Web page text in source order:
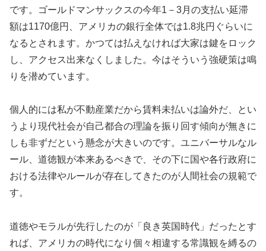
です。ゴールドマンサックスの今年1－3月の支払い延滞
額は1170億円、アメリカの銀行全体では1.8兆円ぐらいに
なるとされます。かつては払えなければ大家は鍵をロック
し、アクセス出来なくしました。今はそういう強硬策は鳴
りを潜めています。
個人的には私が不動産業だから賃料未払いは論外だ、とい
うより現代社会が自己都合の理論を振り回す傾向が無きに
しも非ずだという懸念が大きいのです。ユニバーサルなル
ール、道徳観が本来あるべきで、その下に国や各行政府に
おける法律やルールが存在してきたのが人間社会の規範で
す。
道徳やモラルが先行したのが「良き英国時代」だったとす
れば、アメリカの時代になり個々相違する常識観を縛るの